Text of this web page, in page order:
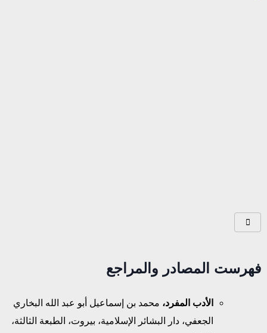
فهرست المصادر والمراجع
الأدب المفرد، محمد بن إسماعيل أبو عبد الله البخاري
الجعفي، دار البشائر الإسلامية، بيروت، الطبعة الثالثة،